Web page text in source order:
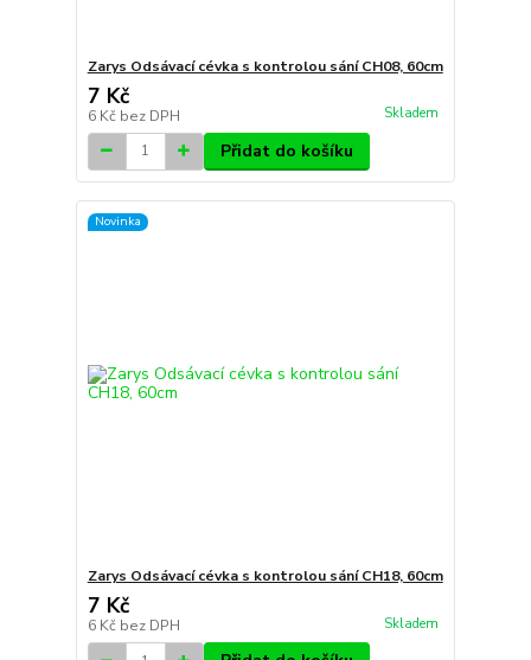
Zarys Odsávací cévka s kontrolou sání CH08, 60cm
7 Kč
6 Kč bez DPH Skladem
Přidat do košíku
Novinka
Zarys Odsávací cévka s kontrolou sání CH18, 60cm
7 Kč
6 Kč bez DPH Skladem